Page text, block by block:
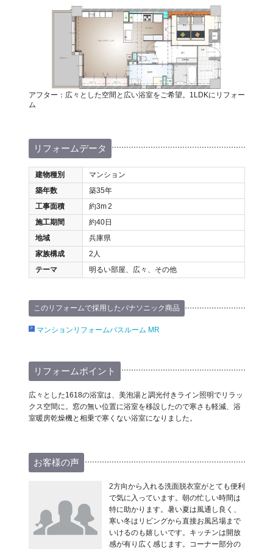
アフター：広々とした空間と広い浴室をご希望。1LDKにリフォー
ム
リフォームデータ
建物種別
マンション
築年数
築35年
工事面積
約3m2
施工期間
約40日
地域
兵庫県
家族構成
2人
テーマ
明るい部屋、広々、その他
このリフォームで採用したパナソニック商品
マンションリフォームバスルーム MR
リフォームポイント
広々とした1618の浴室は、美泡湯と調光付きライン照明でリラッ
クス空間に。窓の無い位置に浴室を移設したので寒さも軽減、浴
室暖房乾燥機と相乗で寒くない浴室になりました。
お客様の声
2方向から入れる洗面脱衣室がとても便利
で気に入っています。朝の忙しい時間は
特に助かります。暑い夏は風通し良く、
寒い冬はリビングから直接お風呂場まで
いけるのも嬉しいです。キッチンは開放
感が有り広く感じます。コーナー部分の